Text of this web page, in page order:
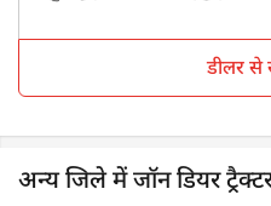
डीलर से
अन्य जिले में जॉन डियर